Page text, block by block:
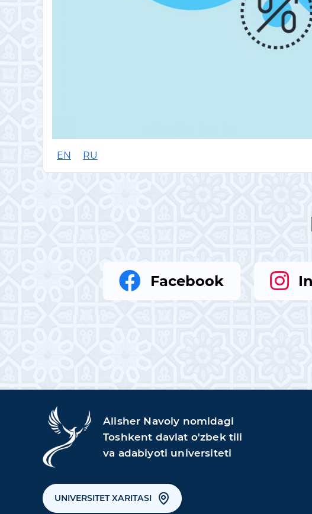
EN RU
Facebook
Alisher Navoiy nomidagi
Toshkent davlat o'zbek tili
va adabiyoti universiteti
UNIVERSITET XARITASI